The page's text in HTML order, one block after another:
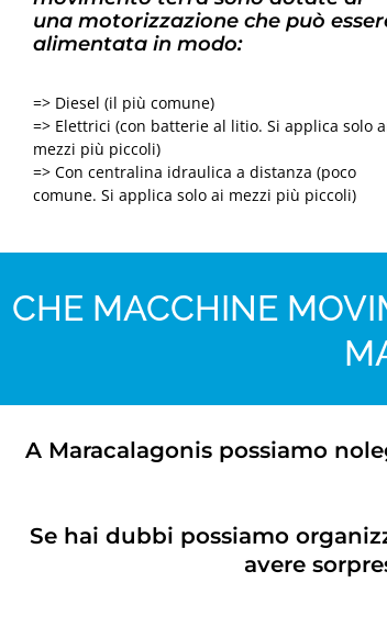
una motorizzazione che può
alimentata in modo:
=> Diesel (il più comune)
=> Elettrici (con batterie al litio. Si applica solo
mezzi più piccoli)
=> Con centralina idraulica a distanza (poco
comune. Si applica solo ai mezzi più piccoli)
CHE MACCHINE
A Maracalagonis possiamo
Se hai dubbi possiamo
avere